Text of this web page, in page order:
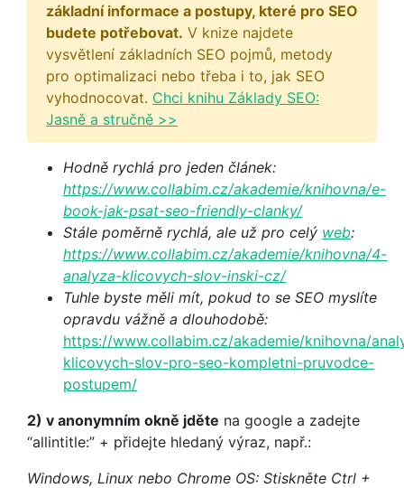
základní informace a postupy, které pro SEO
budete potřebovat. V knize najdete
vysvětlení základních SEO pojmů, metody
pro optimalizaci nebo třeba i to, jak SEO
vyhodnocovat. Chci knihu Základy SEO:
Jasně a stručně >>
Hodně rychlá pro jeden článek:
https://www.collabim.cz/akademie/knihovna/e-
book-jak-psat-seo-friendly-clanky/
Stále poměrně rychlá, ale už pro celý web:
https://www.collabim.cz/akademie/knihovna/4-
analyza-klicovych-slov-inski-cz/
Tuhle byste měli mít, pokud to se SEO myslíte
opravdu vážně a dlouhodobě:
https://www.collabim.cz/akademie/knihovna/
klicovych-slov-pro-seo-kompletni-pruvodce-
postupem/
2) v anonymním okně jděte na google a zadejte
“allintitle:” + přidejte hledaný výraz, např.:
Windows, Linux nebo Chrome OS: Stiskněte Ctrl +